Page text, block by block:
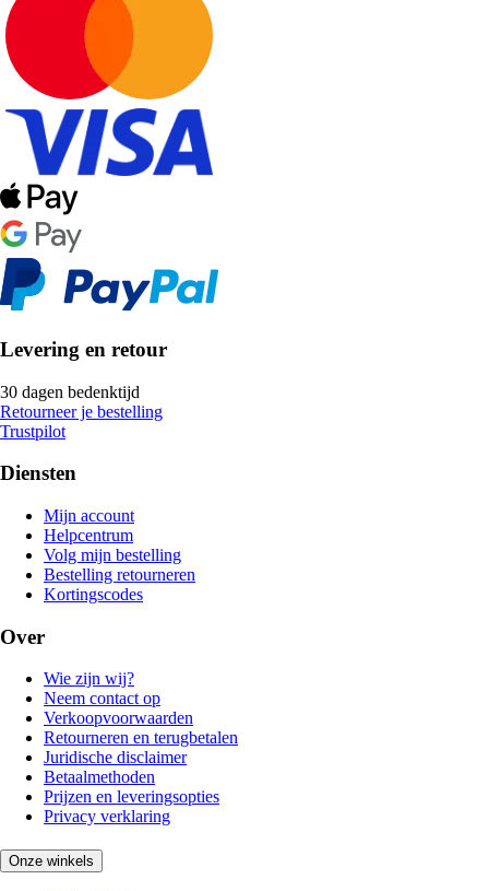
Levering en retour
30 dagen bedenktijd
Retourneer je bestelling
Trustpilot
Diensten
Mijn account
Helpcentrum
Volg mijn bestelling
Bestelling retourneren
Kortingscodes
Over
Wie zijn wij?
Neem contact op
Verkoopvoorwaarden
Retourneren en terugbetalen
Juridische disclaimer
Betaalmethoden
Prijzen en leveringsopties
Privacy verklaring
Onze winkels